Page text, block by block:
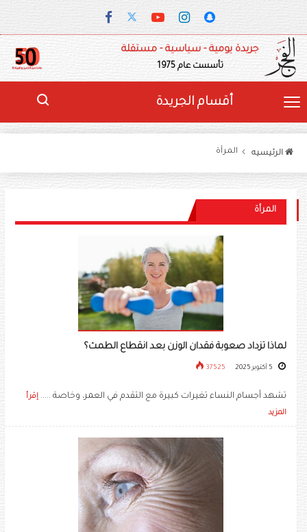
جريدة يومية - سياسية - مستقلة
تأسست عام 1975
أقسام الجريدة
الرئيسيه المرأة
المرأة
لماذا تزداد صعوبة فقدان الوزن بعد انقطاع الطمث؟
37525
تشهد أجسام النساء تغيرات كبيرة مع التقدم في العمر، وخاصة ..... إقرأ
المزيد